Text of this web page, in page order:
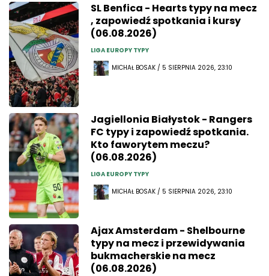
SL Benfica - Hearts typy na mecz
, zapowiedź spotkania i kursy
(06.08.2026)
LIGA EUROPY TYPY
MICHAŁ BOSAK / 5 SIERPNIA 2026, 23:10
Jagiellonia Białystok - Rangers
FC typy i zapowiedź spotkania.
Kto faworytem meczu?
(06.08.2026)
LIGA EUROPY TYPY
MICHAŁ BOSAK / 5 SIERPNIA 2026, 23:10
Ajax Amsterdam - Shelbourne
typy na mecz i przewidywania
bukmacherskie na mecz
(06.08.2026)